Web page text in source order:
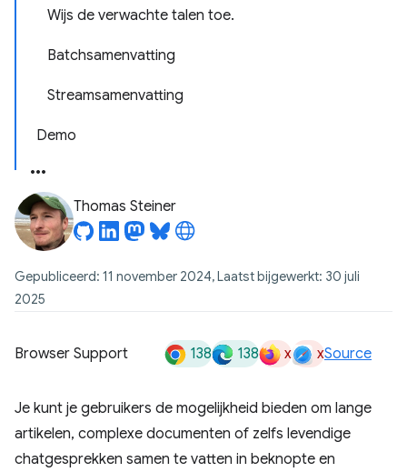
Wijs de verwachte talen toe.
Batchsamenvatting
Streamsamenvatting
Demo
Thomas Steiner
Gepubliceerd: 11 november 2024, Laatst bijgewerkt: 30 juli
2025
Browser Support 138 138 x xSource
Je kunt je gebruikers de mogelijkheid bieden om lange
artikelen, complexe documenten of zelfs levendige
chatgesprekken samen te vatten in beknopte en